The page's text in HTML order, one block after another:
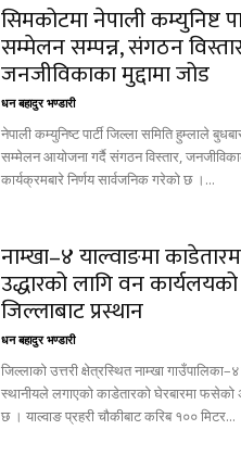
सिमकोटमा नेपाली कम्युनिष्ट
सम्मेलन सम्पन्न, संगठन
जनजीविकाका मुद्दामा जोड
धन बहादुर भण्डारी
नेपाली कम्युनिष्ट पार्टी जिल्ला समिति हुम्लाले
सम्मेलन आयोजना गर्दै संगठन विस्तार,
कार्यक्रमबारे निर्णय सार्वजनिक गरेको छ ।...
नाम्खा–४ याल्वाङमा
उद्धारको लागि वन
जिल्लाबाट प्रस्थान
धन बहादुर भण्डारी
जिल्लाको उत्तरी क्षेत्रस्थित नाम्खा
स्थानीयले लगाएको काडेतारको घेरबारमा फसेको
छ । याल्वाङ प्रहरी चौकीबाट करिब १०० मिटर...